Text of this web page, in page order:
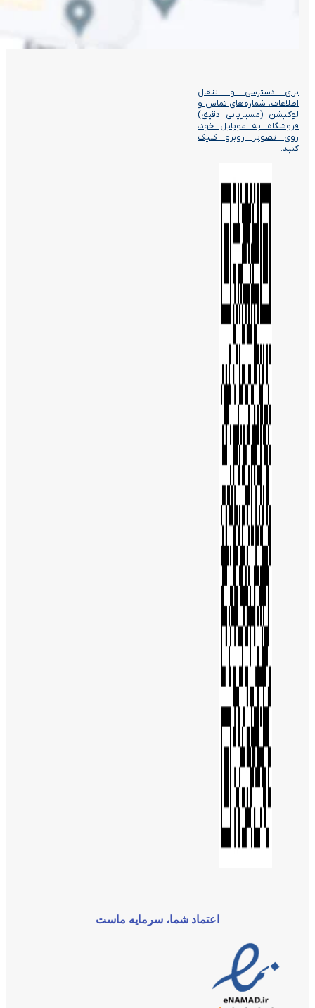
برای دسترسی و انتقال
اطلاعات، شماره‌های تماس و
لوکیشن (مسیریابی دقیق)
فروشگاه به موبایل خود،
روی تصویر روبرو کلیک
کنید.
اعتماد شما، سرمایه ماست